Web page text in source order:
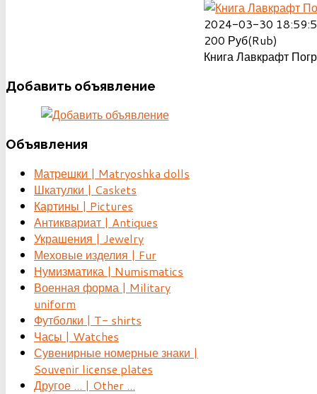
2024-03-30
200 Руб(Rub)
Книга Лавкрафт
Добавить объявление
Объявления
Матрешки | Matryoshka dolls
Шкатулки | Caskets
Картины | Pictures
Антиквариат | Antiques
Украшения | Jewelry
Меховые изделия | Fur
Нумизматика | Numismatics
Военная форма | Military
uniform
Футболки | T- shirts
Часы | Watches
Сувенирные номерные знаки |
Souvenir license plates
Другое ... | Other ...